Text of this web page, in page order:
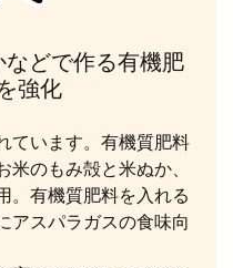
どで作る有機肥
強化
ています。有機質肥料
のもみ殻と米ぬか、
。有機質肥料を入れる
アスパラガスの食味向